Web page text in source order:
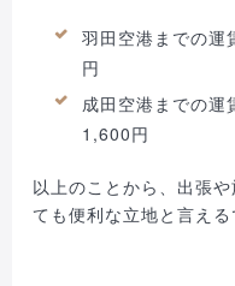
羽田空港までの
円
成田空港までの運
1,600円
以上のことから、出張
ても便利な立地と言える